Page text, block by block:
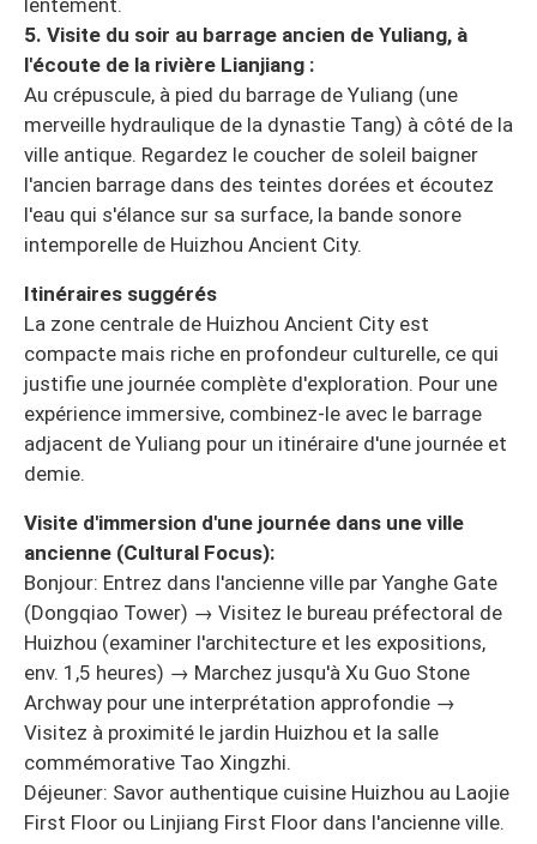
lentement.
5. Visite du soir au barrage ancien de Yuliang, à
l'écoute de la rivière Lianjiang :
Au crépuscule, à pied du barrage de Yuliang (une
merveille hydraulique de la dynastie Tang) à côté de la
ville antique. Regardez le coucher de soleil baigner
l'ancien barrage dans des teintes dorées et écoutez
l'eau qui s'élance sur sa surface, la bande sonore
intemporelle de Huizhou Ancient City.
Itinéraires suggérés
La zone centrale de Huizhou Ancient City est
compacte mais riche en profondeur culturelle, ce qui
justifie une journée complète d'exploration. Pour une
expérience immersive, combinez-le avec le barrage
adjacent de Yuliang pour un itinéraire d'une journée et
demie.
Visite d'immersion d'une journée dans une ville
ancienne (Cultural Focus):
Bonjour: Entrez dans l'ancienne ville par Yanghe Gate
(Dongqiao Tower) → Visitez le bureau préfectoral de
Huizhou (examiner l'architecture et les expositions,
env. 1,5 heures) → Marchez jusqu'à Xu Guo Stone
Archway pour une interprétation approfondie →
Visitez à proximité le jardin Huizhou et la salle
commémorative Tao Xingzhi.
Déjeuner: Savor authentique cuisine Huizhou au Laojie
First Floor ou Linjiang First Floor dans l'ancienne ville.